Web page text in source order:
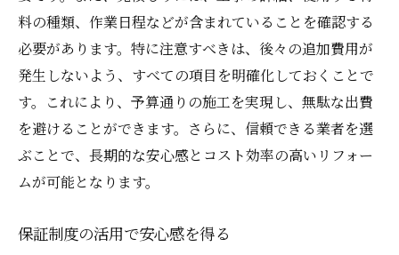
料の種類、作業日程などが含まれていることを確認する
必要があります。特に注意すべきは、後々の追加費用が
発生しないよう、すべての項目を明確化しておくことで
す。これにより、予算通りの施工を実現し、無駄な出費
を避けることができます。さらに、信頼できる業者を選
ぶことで、長期的な安心感とコスト効率の高いリフォー
ムが可能となります。
保証制度の活用で安心感を得る